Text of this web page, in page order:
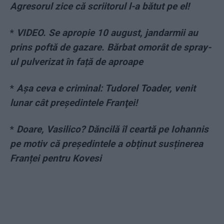
Agresorul zice că scriitorul l-a bătut pe el!
* VIDEO. Se apropie 10 august, jandarmii au
prins poftă de gazare. Bărbat omorât de spray-
ul pulverizat în față de aproape
* Aşa ceva e criminal: Tudorel Toader, venit
lunar cât preşedintele Franţei!
* Doare, Vasilico? Dăncilă îl ceartă pe Iohannis
pe motiv că președintele a obținut susținerea
Franței pentru Kovesi